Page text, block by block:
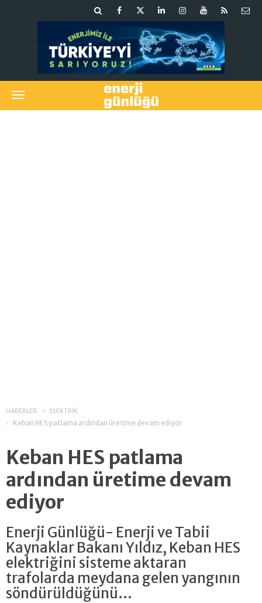
HABERLER ELEKTRİK
Keban HES patlama ardından üretime devam ediyor
Keban HES patlama
ardından üretime devam
ediyor
Enerji Günlüğü- Enerji ve Tabii
Kaynaklar Bakanı Yıldız, Keban HES
elektriğini sisteme aktaran
trafolarda meydana gelen yangının
söndürüldüğünü...